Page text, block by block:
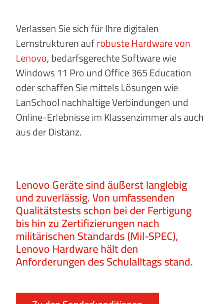
Verlassen Sie sich für Ihre digitalen
Lernstrukturen aufrobuste Hardware von
Lenovo, bedarfsgerechte Software wie
Windows 11 Pro und Office 365 Education
oder schaffen Sie mittels Lösungen wie
LanSchool nachhaltige Verbindungen und
Online-Erlebnisse im Klassenzimmer als auch
aus der Distanz.
Lenovo Geräte sind äußerst langlebig
und zuverlässig. Von umfassenden
Qualitätstests schon bei der Fertigung
bis hin zu Zertifizierungen nach
militärischen Standards (Mil-SPEC),
Lenovo Hardware hält den
Anforderungen des Schulalltags stand.